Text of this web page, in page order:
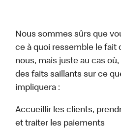
Nous sommes sûrs que
ce à quoi ressemble le fait
nous, mais juste au cas
des faits saillants sur ce
impliquera :
Accueillir les clients,
et traiter les paiements